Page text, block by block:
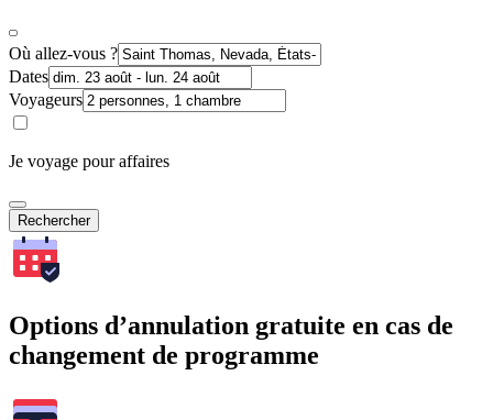
Où allez-vous ?
Dates
Voyageurs
Je voyage pour affaires
Rechercher
Options d’annulation gratuite en cas de
changement de programme